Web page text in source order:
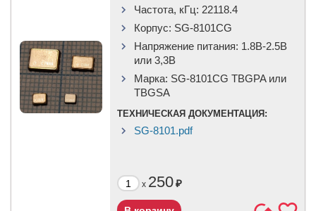
Частота, кГц: 22118.4
Корпус: SG-8101CG
Напряжение питания: 1.8В-2.5B
или 3,3B
Марка: SG-8101CG TBGPA или
TBGSA
ТЕХНИЧЕСКАЯ ДОКУМЕНТАЦИЯ:
SG-8101.pdf
x 250₽